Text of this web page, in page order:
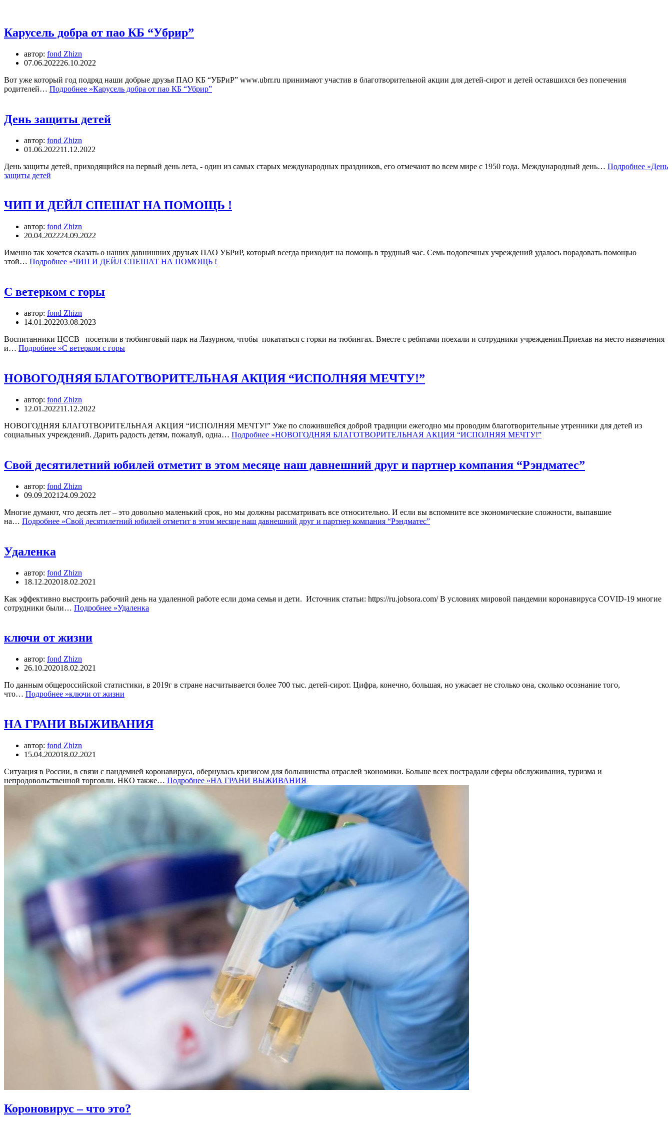
Карусель добра от пао КБ “Убрир”
автор: fond Zhizn
07.06.202226.10.2022
Вот уже который год подряд наши добрые друзья ПАО КБ “УБРиР” www.ubrr.ru принимают участив в благотворительной акции для детей-сирот и детей оставшихся без попечения
родителей… Подробнее »Карусель добра от пао КБ “Убрир”
День защиты детей
автор: fond Zhizn
01.06.202211.12.2022
День защиты детей, приходящийся на первый день лета, ‑ один из самых старых международных праздников, его отмечают во всем мире с 1950 года. Международный день… Подробнее »День
защиты детей
ЧИП И ДЕЙЛ СПЕШАТ НА ПОМОЩЬ !
автор: fond Zhizn
20.04.202224.09.2022
Именно так хочется сказать о наших давнишних друзьях ПАО УБРиР, который всегда приходит на помощь в трудный час. Семь подопечных учреждений удалось порадовать помощью
этой… Подробнее »ЧИП И ДЕЙЛ СПЕШАТ НА ПОМОЩЬ !
С ветерком с горы
автор: fond Zhizn
14.01.202203.08.2023
Воспитанники ЦССВ посетили в тюбинговый парк на Лазурном, чтобы покататься с горки на тюбингах. Вместе с ребятами поехали и сотрудники учреждения.Приехав на место назначения
и… Подробнее »С ветерком с горы
НОВОГОДНЯЯ БЛАГОТВОРИТЕЛЬНАЯ АКЦИЯ “ИСПОЛНЯЯ МЕЧТУ!”
автор: fond Zhizn
12.01.202211.12.2022
НОВОГОДНЯЯ БЛАГОТВОРИТЕЛЬНАЯ АКЦИЯ “ИСПОЛНЯЯ МЕЧТУ!” Уже по сложившейся доброй традиции ежегодно мы проводим благотворительные утренники для детей из
социальных учреждений. Дарить радость детям, пожалуй, одна… Подробнее »НОВОГОДНЯЯ БЛАГОТВОРИТЕЛЬНАЯ АКЦИЯ “ИСПОЛНЯЯ МЕЧТУ!”
Свой десятилетний юбилей отметит в этом месяце наш давнешний друг и партнер компания “Рэндматес”
автор: fond Zhizn
09.09.2021 24.09.2022
Многие думают, что десять лет – это довольно маленький срок, но мы должны рассматривать все относительно. И если вы вспомните все экономические сложности, выпавшие
на… Подробнее »Свой десятилетний юбилей отметит в этом месяце наш давнешний друг и партнер компания “Рэндматес”
Удаленка
автор: fond Zhizn
18.12.202018.02.2021
Как эффективно выстроить рабочий день на удаленной работе если дома семья и дети. Источник статьи: https://ru.jobsora.com/ В условиях мировой пандемии коронавируса COVID-19 многие
сотрудники были… Подробнее »Удаленка
ключи от жизни
автор: fond Zhizn
26.10.202018.02.2021
По данным общероссийской статистики, в 2019г в стране насчитывается более 700 тыс. детей-сирот. Цифра, конечно, большая, но ужасает не столько она, сколько осознание того,
что… Подробнее »ключи от жизни
НА ГРАНИ ВЫЖИВАНИЯ
автор: fond Zhizn
15.04.202018.02.2021
Ситуация в России, в связи с пандемией коронавируса, обернулась кризисом для большинства отраслей экономики. Больше всех пострадали сферы обслуживания, туризма и
непродовольственной торговли. НКО также… Подробнее »НА ГРАНИ ВЫЖИВАНИЯ
Короновирус – что это?